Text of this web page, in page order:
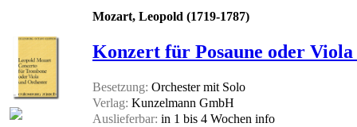
Mozart, Leopold (1719-1787)
Konzert für Posaune oder
Besetzung: Orchester mit Solo
Verlag: Kunzelmann GmbH
Auslieferbar: in 1 bis 4 Wochen info